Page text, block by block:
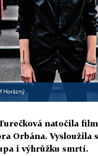
Horázný
natočila
Orbána. Vysloužila
i výhrůžku smrtí.